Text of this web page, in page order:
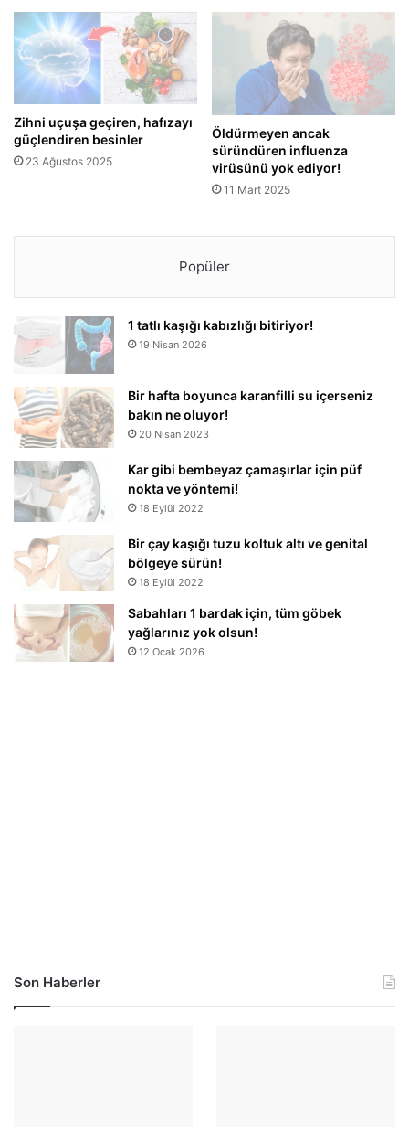
Zihni uçuşa geçiren, hafızayı
güçlendiren besinler
23 Ağustos 2025
Öldürmeyen ancak
süründüren influenza
virüsünü yok ediyor!
11 Mart 2025
Popüler
1 tatlı kaşığı kabızlığı bitiriyor!
19 Nisan 2026
Bir hafta boyunca karanfilli su içerseniz
bakın ne oluyor!
20 Nisan 2023
Kar gibi bembeyaz çamaşırlar için püf
nokta ve yöntemi!
18 Eylül 2022
Bir çay kaşığı tuzu koltuk altı ve genital
bölgeye sürün!
18 Eylül 2022
Sabahları 1 bardak için, tüm göbek
yağlarınız yok olsun!
12 Ocak 2026
Son Haberler